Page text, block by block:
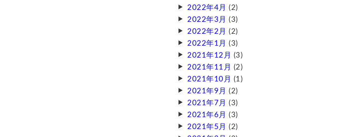
2022年4月 (2)
2022年3月 (3)
2022年2月 (2)
2022年1月 (3)
2021年12月 (3)
2021年11月 (2)
2021年10月 (1)
2021年9月 (2)
2021年7月 (3)
2021年6月 (3)
2021年5月 (2)